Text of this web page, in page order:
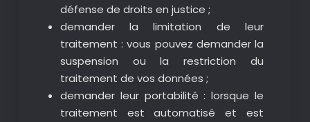
défense de droits en justice ;
demander la limitation de leur
traitement : vous pouvez demander la
suspension ou la restriction du
traitement de vos données ;
demander leur portabilité : lorsque le
traitement est automatisé et est